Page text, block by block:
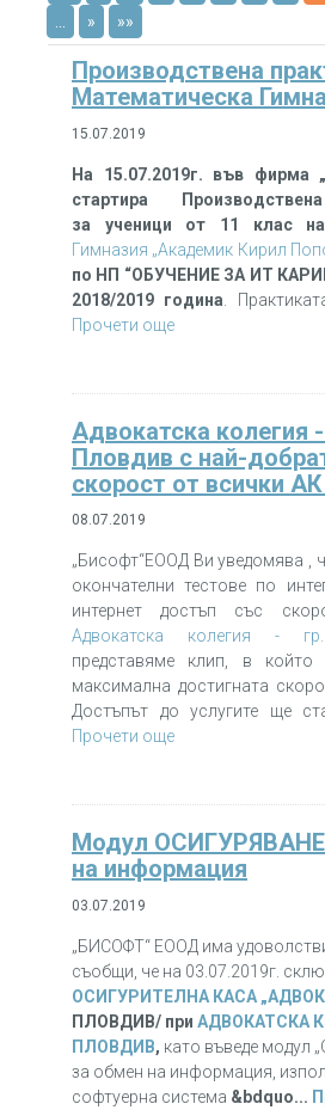
…
» »»
Производствена
Математическа
15.07.2019
На 15.07.2019г. във
стартира
за ученици от 11 клас
Гимназия „Академик Кирил
по НП “ОБУЧЕНИЕ ЗА ИТ
2018/2019 година .
Прочети още
Адвокатска колегия
Пловдив с най-
скорост от всички
08.07.2019
„Бисофт“ЕООД Ви уведомява ,
окончателни тестове по
интернет достъп със
Адвокатска колегия -
представяме клип, в който
максимална достигната
Достъпът до услугите ще
Прочети още
Модул ОСИГУРЯВАНЕ
на информация
03.07.2019
„БИСОФТ“ ЕООД има
съобщи, че на 03.07.2019г.
ОСИГУРИТЕЛНА КАСА
ПЛОВДИВ/ при АДВОКАТСКА
ПЛОВДИВ, като въведе модул
за обмен на информация,
софтуерна система &bdquo...